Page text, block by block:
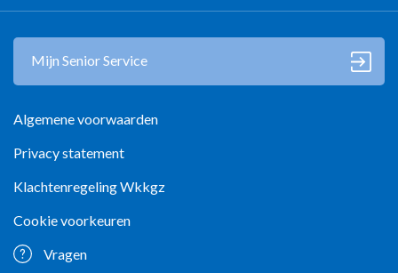
Algemene voorwaarden
Privacy statement
Klachtenregeling Wkkgz
Cookie voorkeuren
Vragen
Mijn Senior Service